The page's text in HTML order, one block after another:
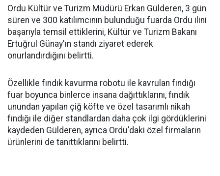
Ordu Kültür ve Turizm Müdürü Erkan Gülderen, 3 gün
süren ve 300 katılımcının bulunduğu fuarda Ordu ilini
başarıyla temsil ettiklerini, Kültür ve Turizm Bakanı
Ertuğrul Günay'ın standı ziyaret ederek
onurlandırdığını belirtti.
Özellikle fındık kavurma robotu ile kavrulan fındığı
fuar boyunca binlerce insana dağıttıklarını, fındık
unundan yapılan çiğ köfte ve özel tasarımlı nikah
fındığı ile diğer standlardan daha çok ilgi gördüklerini
kaydeden Gülderen, ayrıca Ordu'daki özel firmaların
ürünlerini de tanıttıklarını belirtti.